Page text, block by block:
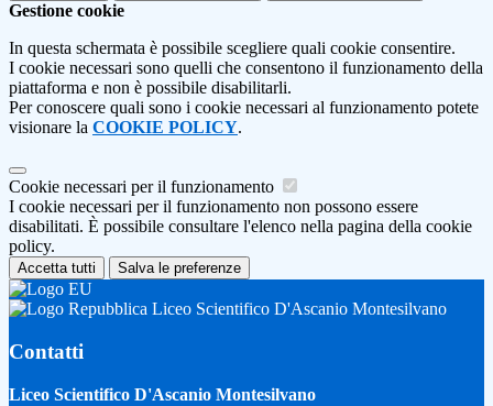
Gestione cookie
In questa schermata è possibile scegliere quali cookie consentire.
I cookie necessari sono quelli che consentono il funzionamento della
piattaforma e non è possibile disabilitarli.
Per conoscere quali sono i cookie necessari al funzionamento potete
visionare la COOKIE POLICY.
Cookie necessari per il funzionamento
I cookie necessari per il funzionamento non possono essere
disabilitati. È possibile consultare l'elenco nella pagina della cookie
policy.
Accetta tutti Salva le preferenze
Liceo Scientifico D'Ascanio Montesilvano
Contatti
Liceo Scientifico D'Ascanio Montesilvano